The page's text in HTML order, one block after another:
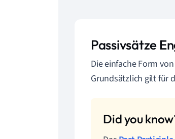
Passivsätze
Die einfache Form
Grundsätzlich gilt für